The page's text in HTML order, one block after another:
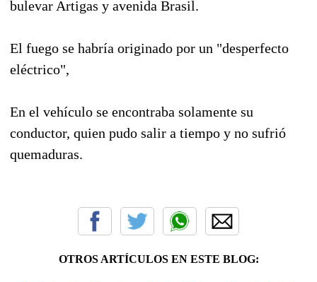
bulevar Artigas y avenida Brasil.
El fuego se habría originado por un "desperfecto
eléctrico",
En el vehículo se encontraba solamente su
conductor, quien pudo salir a tiempo y no sufrió
quemaduras.
OTROS ARTÍCULOS EN ESTE BLOG: